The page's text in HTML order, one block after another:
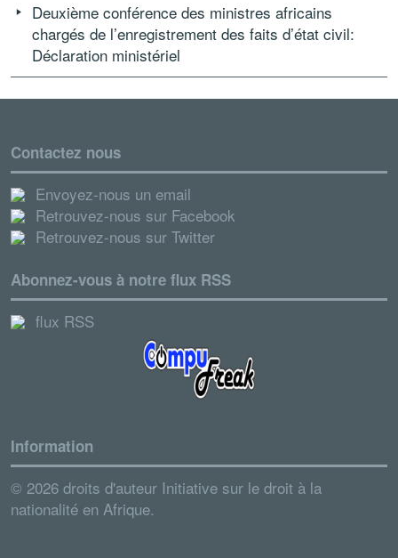
Deuxième conférence des ministres africains
chargés de l’enregistrement des faits d’état civil:
Déclaration ministériel
Contactez nous
Envoyez-nous un email
Retrouvez-nous sur Facebook
Retrouvez-nous sur Twitter
Abonnez-vous à notre flux RSS
flux RSS
Information
© 2026 droits d'auteur Initiative sur le droit à la
nationalité en Afrique.